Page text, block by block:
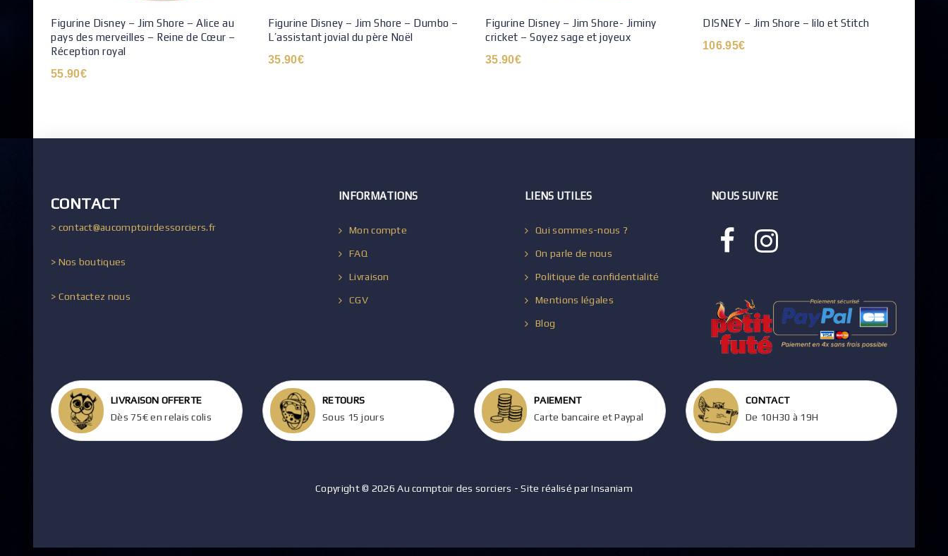
Figurine Disney – Jim Shore – Alice au
pays des merveilles – Reine de Cœur –
Réception royal
55.90€
Figurine Disney – Jim Shore – Dumbo –
L’assistant jovial du père Noël
35.90€
Figurine Disney – Jim Shore- Jiminy
cricket – Soyez sage et joyeux
35.90€
DISNEY – Jim Shore – lilo et Stitch
106.95€
CONTACT
> contact@aucomptoirdessorciers.fr
> Nos boutiques
> Contactez nous
INFORMATIONS
Mon compte
FAQ
Livraison
CGV
LIENS UTILES
Qui sommes-nous ?
On parle de nous
Politique de confidentialité
Mentions légales
Blog
NOUS SUIVRE
LIVRAISON OFFERTE
Dès 75€ en relais colis
RETOURS
Sous 15 jours
PAIEMENT
Carte bancaire et Paypal
CONTACT
De 10H30 à 19H
Copyright © 2026 Au comptoir des sorciers - Site réalisé par Insaniam